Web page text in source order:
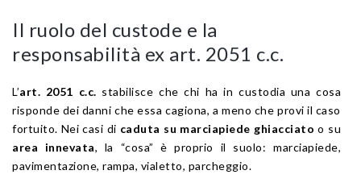
Il ruolo del custode e la
responsabilità ex art. 2051 c.c.
L’art. 2051 c.c. stabilisce che chi ha in custodia una cosa
risponde dei danni che essa cagiona, a meno che provi il caso
fortuito. Nei casi di caduta su marciapiede ghiacciato o su
area innevata, la “cosa” è proprio il suolo: marciapiede,
pavimentazione, rampa, vialetto, parcheggio.